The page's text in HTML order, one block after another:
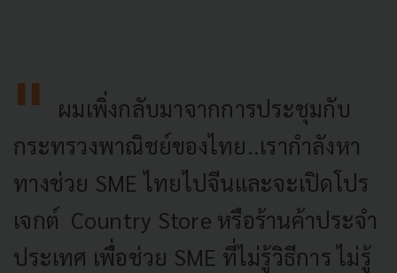
ผมเพิ่งกลับมาจากการประชุมกับ
กระทรวงพาณิชย์ของไทย..เรากำลังหา
ทางช่วย SME ไทยไปจีนและจะเปิดโปร
เจกต์ Country Store หรือร้านค้าประจำ
ประเทศ เพื่อช่วย SME ที่ไม่รู้วิธีการ ไม่รู้